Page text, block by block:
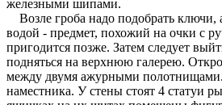
железными шипами.
Возле гроба надо подобрать ключи,
водой - предмет, похожий на очки с
пригодится позже. Затем следует
подняться на верхнюю галерею.
между двумя ажурными
наместника. У стены стоят 4 статуи